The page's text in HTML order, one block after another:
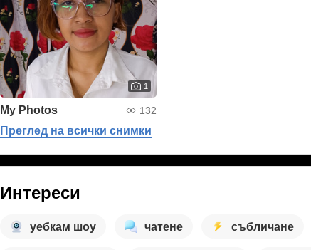
1
My Photos 132
Преглед на всички снимки
Интереси
уебкам шоу чатене събличане